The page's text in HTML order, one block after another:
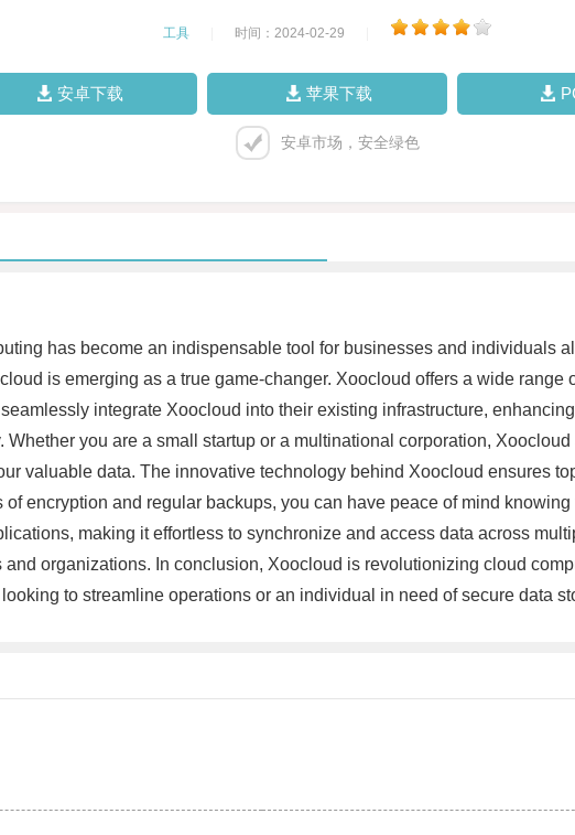
工具 时间：2024-02-29
安卓下载 苹果下载
安卓市场，安全绿色
has become an indispensable tool for businesses and individuals
is emerging as a true game-changer. Xoocloud offers a wide
integrate Xoocloud into their existing infrastructure,
you are a small startup or a multinational corporation,
valuable data. The innovative technology behind Xoocloud ensures
encryption and regular backups, you can have peace of mind
making it effortless to synchronize and access data across
organizations. In conclusion, Xoocloud is revolutionizing cloud
to streamline operations or an individual in need of secure data